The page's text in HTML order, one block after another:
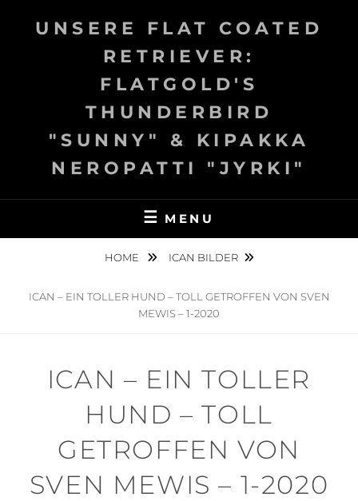
UNSERE FLAT COATED
RETRIEVER:
FLATGOLD'S
THUNDERBIRD
"SUNNY" & KIPAKKA
NEROPATTI "JYRKI"
MENU
HOME ICAN BILDER
ICAN – EIN TOLLER HUND – TOLL GETROFFEN VON SVEN
MEWIS – 1-2020
ICAN – EIN TOLLER
HUND – TOLL
GETROFFEN VON
SVEN MEWIS – 1-2020